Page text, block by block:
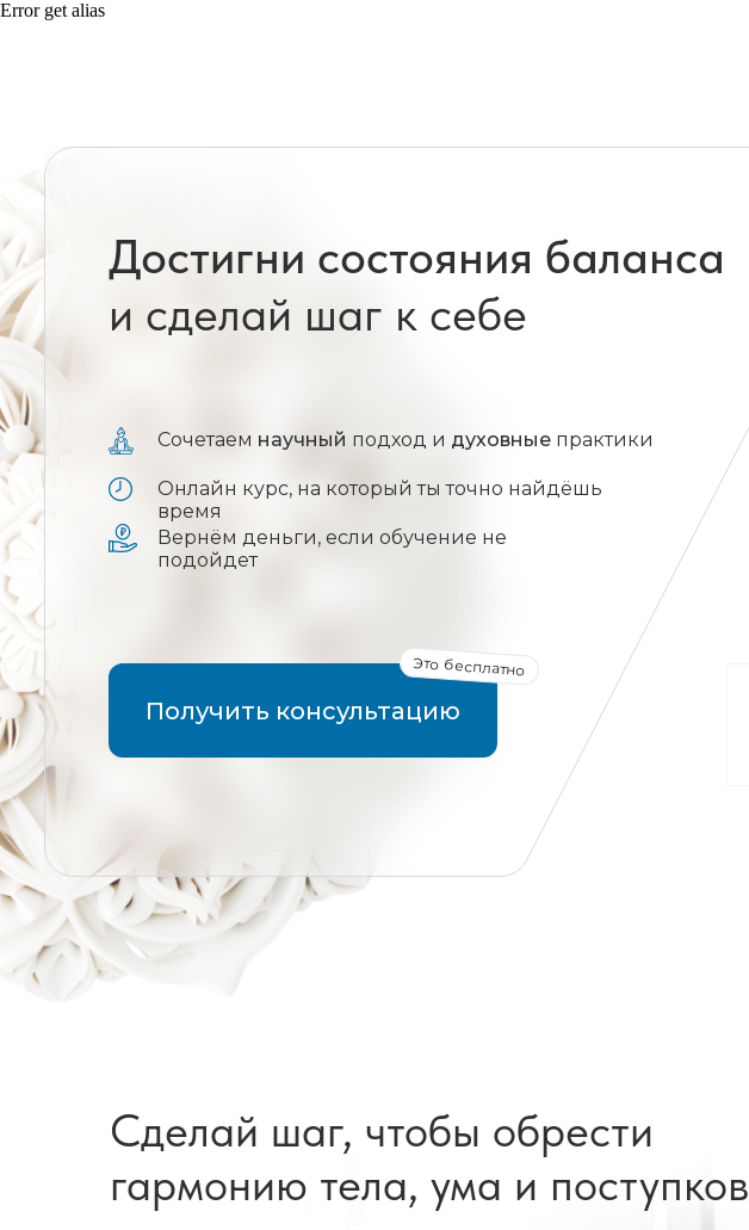
Error get alias
Вернём деньги, если обучение не
подойдет
Получить консультацию
Онлайн курс, на который ты точно найдёшь
время
Достигни состояния баланса
и сделай шаг к себе
Это бесплатно
Сочетаем научный подход и духовные практики
Сделай шаг, чтобы обрести
гармонию тела, ума и поступков